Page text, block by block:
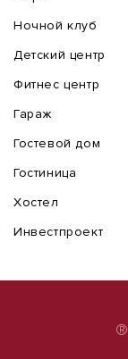
Ночной клуб
Детский центр
Фитнес центр
Гараж
Гостевой дом
Гостиница
Хостел
Инвестпроект
®